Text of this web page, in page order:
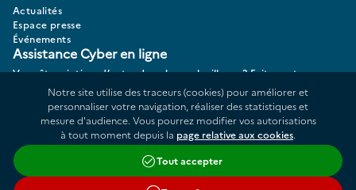
Actualités
Espace presse
Événements
Assistance Cyber en ligne
Vous êtes victime d’actes de cybermalveillance? Faites votre
Données personnelles
Plan du site
Répertoire des informations publiques
Accessibilité : partiellement conforme
Notre site utilise des traceurs (cookies) pour améliorer et
personnaliser votre navigation, réaliser des statistiques et
mesure d'audience. Vous pourrez modifier vos autorisations
à tout moment depuis la page relative aux cookies
Tout accepter